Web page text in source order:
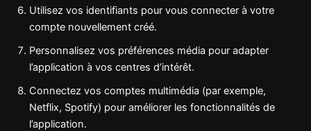
Utilisez vos identifiants pour vous connecter à votre
compte nouvellement créé.
Personnalisez vos préférences média pour adapter
l’application à vos centres d’intérêt.
Connectez vos comptes multimédia (par exemple,
Netflix, Spotify) pour améliorer les fonctionnalités de
l’application.